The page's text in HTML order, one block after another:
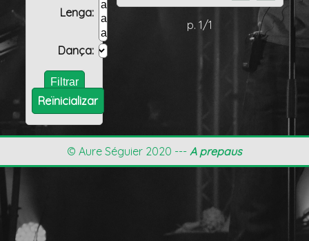
p. 1/1
Lenga:
Dança:
Reïnicializar
© Aure Séguier 2020 --- A prepaus